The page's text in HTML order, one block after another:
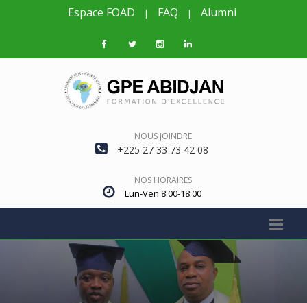
Espace FOAD | FAQ | Alumni
NOUS JOINDRE
+225 27 33 73 42 08
NOS HORAIRES
Lun-Ven 8:00-18:00